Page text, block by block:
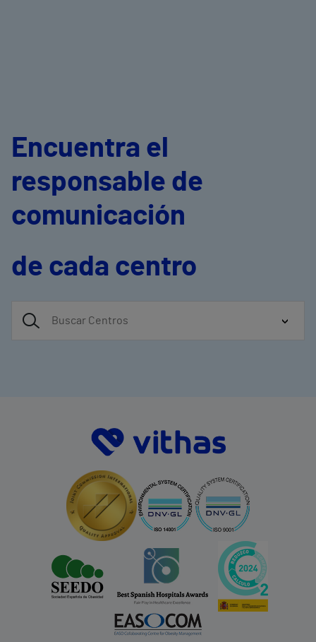
Encuentra el
responsable de
comunicación
de cada centro